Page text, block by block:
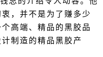
，并不是为了赚多少
高端、精品的黑胶品
制造的精品黑胶产